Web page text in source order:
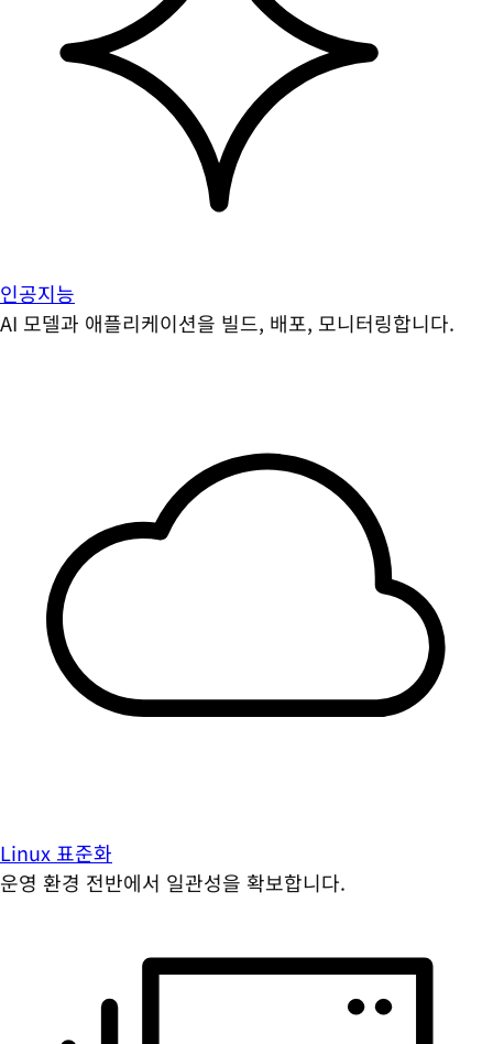
인공지능
AI 모델과 애플리케이션을 빌드, 배포, 모니터링합니다.
Linux 표준화
운영 환경 전반에서 일관성을 확보합니다.